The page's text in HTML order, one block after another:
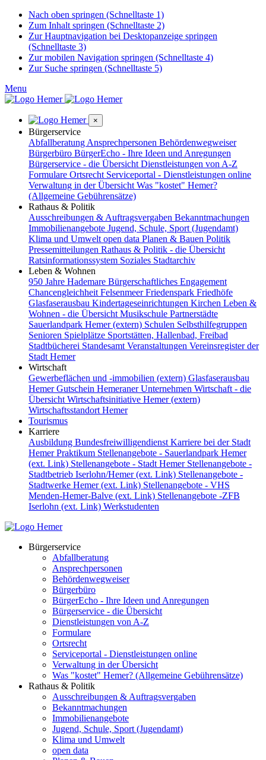
Nach oben springen (Schnelltaste 1)
Zum Inhalt springen (Schnelltaste 2)
Zur Hauptnavigation bei Desktopanzeige springen
(Schnelltaste 3)
Zur mobilen Navigation springen (Schnelltaste 4)
Zur Suche springen (Schnelltaste 5)
Menu
×
Bürgerservice
Abfallberatung Ansprechpersonen Behördenwegweiser
Bürgerbüro BürgerEcho - Ihre Ideen und Anregungen
Bürgerservice - die Übersicht Dienstleistungen von A-Z
Formulare Ortsrecht Serviceportal - Dienstleistungen online
Verwaltung in der Übersicht Was "kostet" Hemer?
(Allgemeine Gebührensätze)
Rathaus & Politik
Ausschreibungen & Auftragsvergaben Bekanntmachungen
Immobilienangebote Jugend, Schule, Sport (Jugendamt)
Klima und Umwelt open data Planen & Bauen Politik
Pressemitteilungen Rathaus & Politik - die Übersicht
Ratsinformationssystem Soziales Stadtarchiv
Leben & Wohnen
950 Jahre Hademare Bürgerschaftliches Engagement
Chancengleichheit FelsenmeerFriedenspark Friedhöfe
Glasfaserausbau Kindertageseinrichtungen Kirchen Leben &
Wohnen - die Übersicht Musikschule Partnerstädte
Sauerlandpark Hemer (extern) Schulen Selbsthilfegruppen
Senioren Spielplätze Sportstätten, Hallenbad, Freibad
Stadtbücherei Standesamt Veranstaltungen Vereinsregister der
Stadt Hemer
Wirtschaft
Gewerbeflächen und -immobilien (extern) Glasfaserausbau
Hemer Gutschein Hemeraner Unternehmen Wirtschaft - die
Übersicht Wirtschaftsinitiative Hemer (extern)
Wirtschaftsstandort Hemer
Tourismus
Karriere
Ausbildung Bundesfreiwilligendienst Karriere bei der Stadt
HemerPraktikum Stellenangebote - Sauerlandpark Hemer
(ext. Link) Stellenangebote - Stadt Hemer Stellenangebote -
Stadtbetrieb Iserlohn/Hemer (ext. Link) Stellenangebote -
Stadtwerke Hemer (ext. Link) Stellenangebote - VHS
Menden-Hemer-Balve (ext. Link) Stellenangebote -ZFB
Iserlohn (ext. Link) Werkstudenten
Bürgerservice
Abfallberatung
Ansprechpersonen
Behördenwegweiser
Bürgerbüro
BürgerEcho - Ihre Ideen und Anregungen
Bürgerservice - die Übersicht
Dienstleistungen von A-Z
Formulare
Ortsrecht
Serviceportal - Dienstleistungen online
Verwaltung in der Übersicht
Was "kostet" Hemer? (Allgemeine Gebührensätze)
Rathaus & Politik
Ausschreibungen & Auftragsvergaben
Bekanntmachungen
Immobilienangebote
Jugend, Schule, Sport (Jugendamt)
Klima und Umwelt
open data